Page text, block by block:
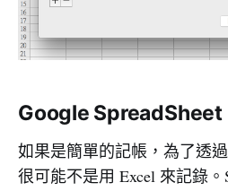
Google SpreadSheet
如果是簡單的記帳，為了透
很可能不是用 Excel 來記錄。